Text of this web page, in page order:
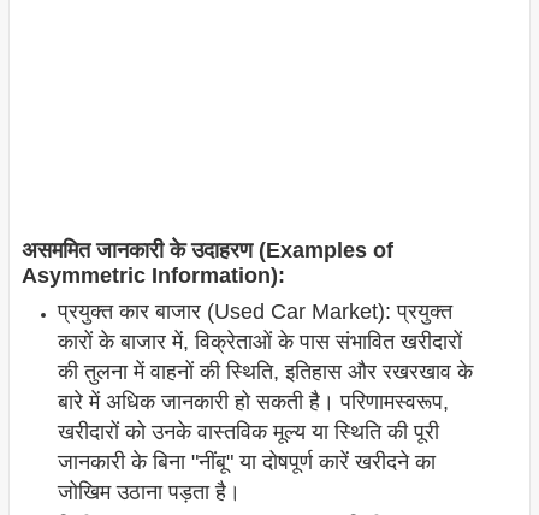
असममित जानकारी के उदाहरण (Examples of
Asymmetric Information):
प्रयुक्त कार बाजार (Used Car Market): प्रयुक्त
कारों के बाजार में, विक्रेताओं के पास संभावित खरीदारों
की तुलना में वाहनों की स्थिति, इतिहास और रखरखाव के
बारे में अधिक जानकारी हो सकती है। परिणामस्वरूप,
खरीदारों को उनके वास्तविक मूल्य या स्थिति की पूरी
जानकारी के बिना "नींबू" या दोषपूर्ण कारें खरीदने का
जोखिम उठाना पड़ता है।